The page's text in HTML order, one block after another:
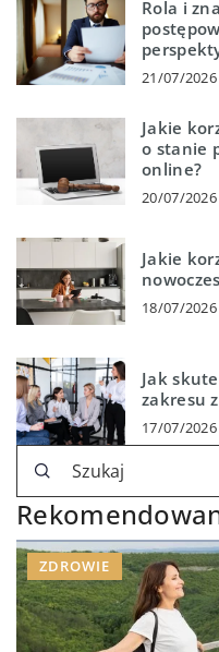
Rola i
21/07/2026
Jakie
o stanie
online?
20/07/2026
Jakie
18/07/2026
Jak
zakresu
17/07/2026
ZDROWIE